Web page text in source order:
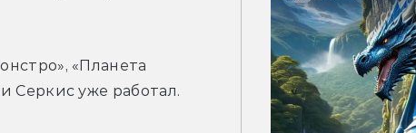
«Планета
Серкис уже работал.